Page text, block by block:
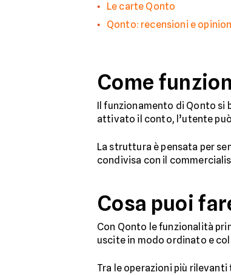
Le carte Qonto
Qonto: recensioni e
Come
Il funzionamento di Qonto
attivato il conto, l’utente
La struttura è pensata per
condivisa con il
Cosa puoi
Con Qonto le funzionalità
uscite in modo ordinato e
Tra le operazioni più